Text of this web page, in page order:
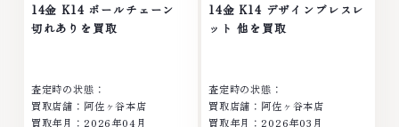
14金 K14 ボールチェーン
切れありを買取
査定時の状態：
買取店舗：阿佐ヶ谷本店
買取年月：2026年04月
14金 K14 デザインブレスレ
ット 他を買取
査定時の状態：
買取店舗：阿佐ヶ谷本店
買取年月：2026年03月